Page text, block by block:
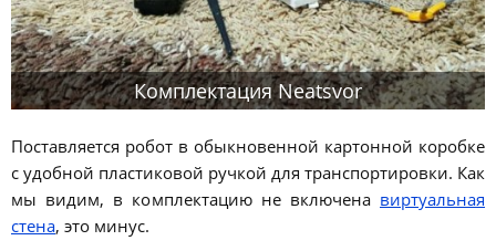
Комплектация Neatsvor
Поставляется робот в обыкновенной картонной коробке
с удобной пластиковой ручкой для транспортировки. Как
мы видим, в комплектацию не включена виртуальная
стена, это минус.